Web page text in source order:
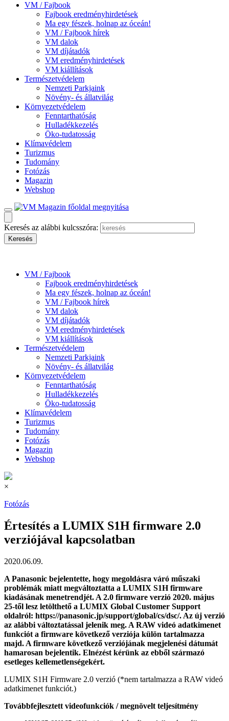
VM / Fajbook
Fajbook eredményhirdetések
Ma egy fészek, holnap az óceán!
VM / Fajbook hírek
VM dalok
VM díjátadók
VM eredményhirdetések
VM kiállítások
Természetvédelem
Nemzeti Parkjaink
Növény- és állatvilág
Környezetvédelem
Fenntarthatóság
Hulladékkezelés
Öko-tudatosság
Klímavédelem
Turizmus
Tudomány
Fotózás
Magazin
Webshop
Keresés az alábbi kulcsszóra:
VM / Fajbook
Fajbook eredményhirdetések
Ma egy fészek, holnap az óceán!
VM / Fajbook hírek
VM dalok
VM díjátadók
VM eredményhirdetések
VM kiállítások
Természetvédelem
Nemzeti Parkjaink
Növény- és állatvilág
Környezetvédelem
Fenntarthatóság
Hulladékkezelés
Öko-tudatosság
Klímavédelem
Turizmus
Tudomány
Fotózás
Magazin
Webshop
×
Fotózás
Értesítés a LUMIX S1H firmware 2.0
verziójával kapcsolatban
2020.06.09.
A Panasonic bejelentette, hogy megoldásra váró műszaki
problémák miatt megváltoztatta a LUMIX S1H firmware
kiadásának menetrendjét. A 2.0 firmware verzió 2020. május
25-től lesz letölthető a LUMIX Global Customer Support
oldalról: https://panasonic.jp/support/global/cs/dsc/. Az új verzió
az alábbi változtatással jelenik meg. A RAW videó adatkimenet
funkciót a firmware következő verziója külön tartalmazza
majd. A firmware következő verziójának megjelenési dátumát
hamarosan bejelentik. Elnézést kérünk az ebből származó
esetleges kellemetlenségekért.
LUMIX S1H Firmware 2.0 verzió (*nem tartalmazza a RAW videó
adatkimenet funkciót.)
Továbbfejlesztett videofunkciók / megnövelt teljesítmény